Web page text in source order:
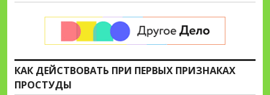
КАК ДЕЙСТВОВАТЬ ПРИ ПЕРВЫХ ПРИЗНАКАХ
ПРОСТУДЫ